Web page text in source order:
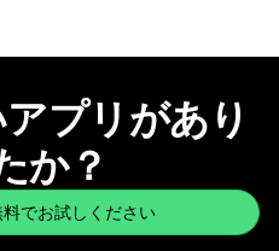
プリがあり
か？
でお試しください